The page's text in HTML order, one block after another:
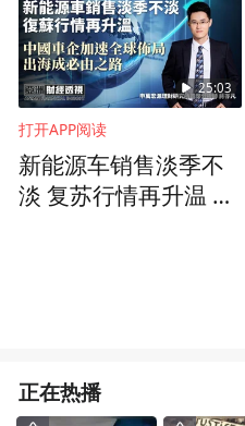
25:03
打开APP阅读
新能源车销售淡季不
淡 复苏行情再升温 中
正在热播